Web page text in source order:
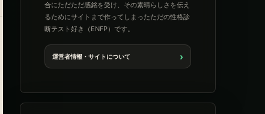
合にただただ感銘を受け、その素晴らしさを伝え
るためにサイトまで作ってしまったただの性格診
断テスト好き（ENFP）です。
運営者情報・サイトについて ›